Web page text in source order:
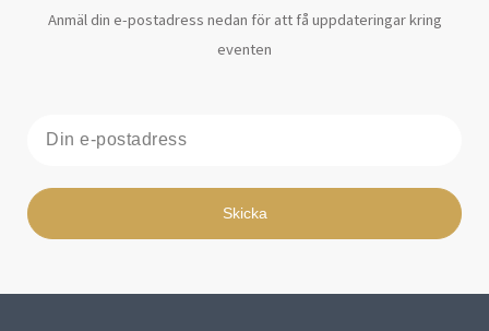
Anmäl din e-postadress nedan för att få uppdateringar kring
eventen
Skicka